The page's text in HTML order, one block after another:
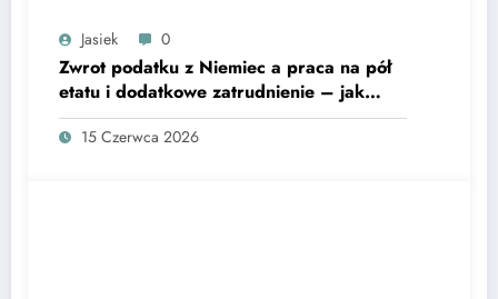
Jasiek 0
Zwrot podatku z Niemiec a praca na pół
etatu i dodatkowe zatrudnienie – jak
rozliczyć kilka źródeł dochodu?
15 Czerwca 2026